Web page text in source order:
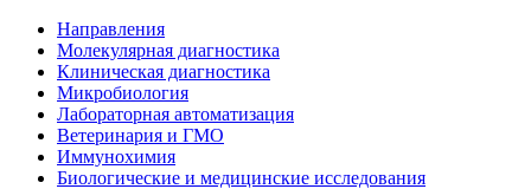
Направления
Молекулярная диагностика
Клиническая диагностика
Микробиология
Лабораторная автоматизация
Ветеринария и ГМО
Иммунохимия
Биологические и медицинские исследования